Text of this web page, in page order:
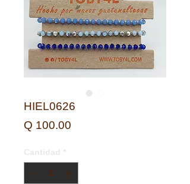
HIEL0626
Q 100.00